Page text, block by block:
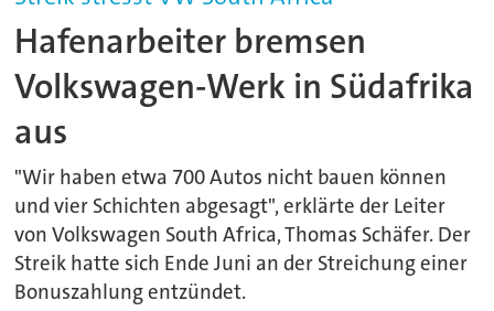
Hafenarbeiter bremsen
Volkswagen-Werk in Südafrika
aus
"Wir haben etwa 700 Autos nicht bauen können
und vier Schichten abgesagt", erklärte der Leiter
von Volkswagen South Africa, Thomas Schäfer. Der
Streik hatte sich Ende Juni an der Streichung einer
Bonuszahlung entzündet.